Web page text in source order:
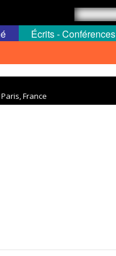
Écrits - Conférences
France